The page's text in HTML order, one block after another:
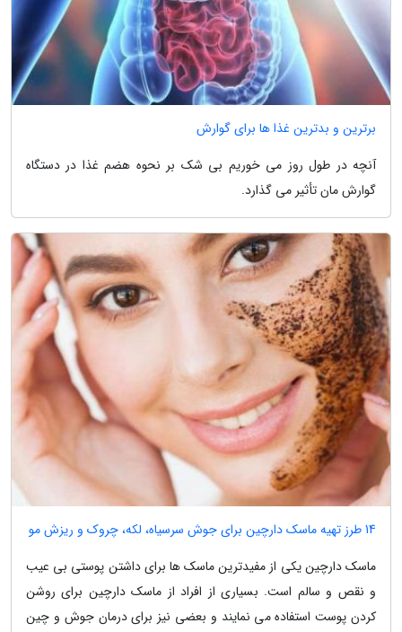
برترین و بدترین غذا ها برای گوارش
آنچه در طول روز می خوریم بی شک بر نحوه هضم غذا در دستگاه
گوارش مان تأثیر می گذارد.
14 طرز تهیه ماسک دارچین برای جوش سرسیاه، لکه، چروک و ریزش مو
ماسک دارچین یکی از مفیدترین ماسک ها برای داشتن پوستی بی عیب
و نقص و سالم است. بسیاری از افراد از ماسک دارچین برای روشن
کردن پوست استفاده می نمایند و بعضی نیز برای درمان جوش و چین